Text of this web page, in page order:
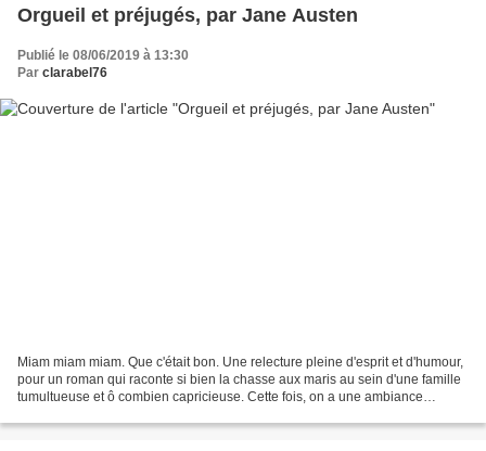
Orgueil et préjugés, par Jane Austen
Publié le 08/06/2019 à 13:30
Par clarabel76
Miam miam miam. Que c'était bon. Une relecture pleine d'esprit et d'humour,
pour un roman qui raconte si bien la chasse aux maris au sein d'une famille
tumultueuse et ô combien capricieuse. Cette fois, on a une ambiance